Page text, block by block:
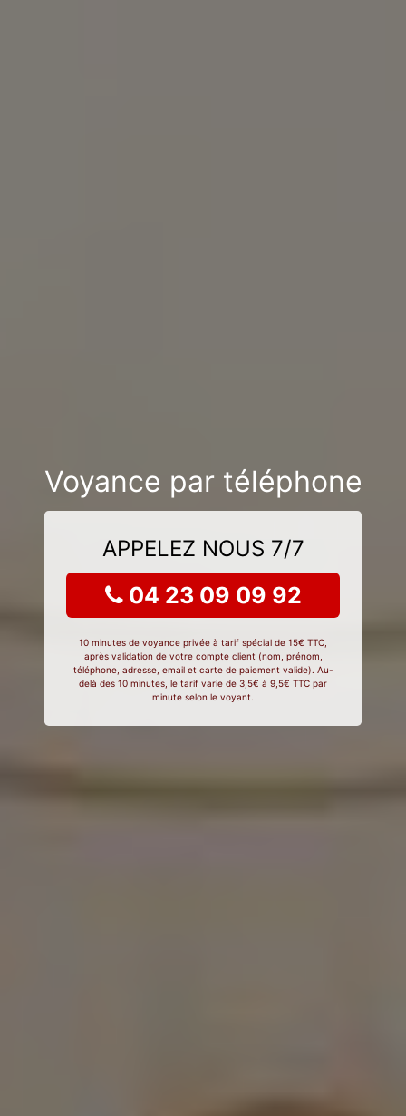
Voyance par téléphone
APPELEZ NOUS 7/7
04 23 09 09 92
10 minutes de voyance privée à tarif spécial de 15€ TTC,
après validation de votre compte client (nom, prénom,
téléphone, adresse, email et carte de paiement valide). Au-
delà des 10 minutes, le tarif varie de 3,5€ à 9,5€ TTC par
minute selon le voyant.